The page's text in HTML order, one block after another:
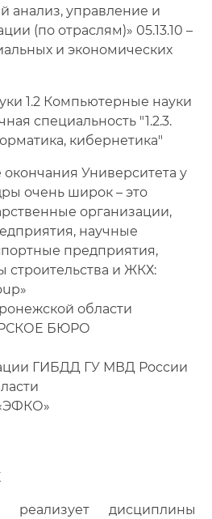
анализ, управление и
(по отраслям)» 05.13.10 –
и экономических
1.2 Компьютерные науки
специальность "1.2.3.
кибернетика"
окончания Университета у
очень широк – это
организации,
научные
предприятия,
строительства и ЖКХ:
области
БЮРО
ГИБДД ГУ МВД России
реализует дисциплины